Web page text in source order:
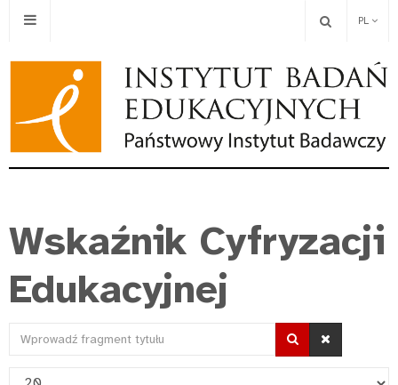
PL
Wskaźnik Cyfryzacji
Edukacyjnej
Wprowadź
Pokaż